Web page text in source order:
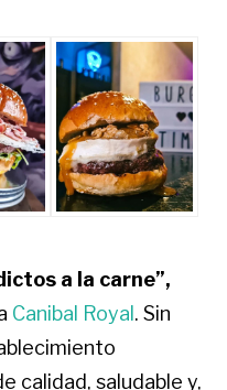
a la carne”,
Canibal Royal . Sin
calidad, saludable y,